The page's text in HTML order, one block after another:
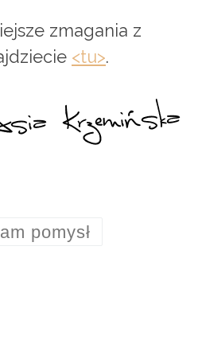
zmagania z
<tu>.
pomysł